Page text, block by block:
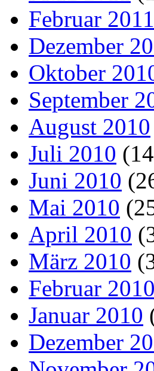
Februar 2011
Dezember
Oktober
September
August 2010
Juli 2010
Juni 2010
Mai 2010
April 2010
März 2010
Februar 2010
Januar 2010
Dezember